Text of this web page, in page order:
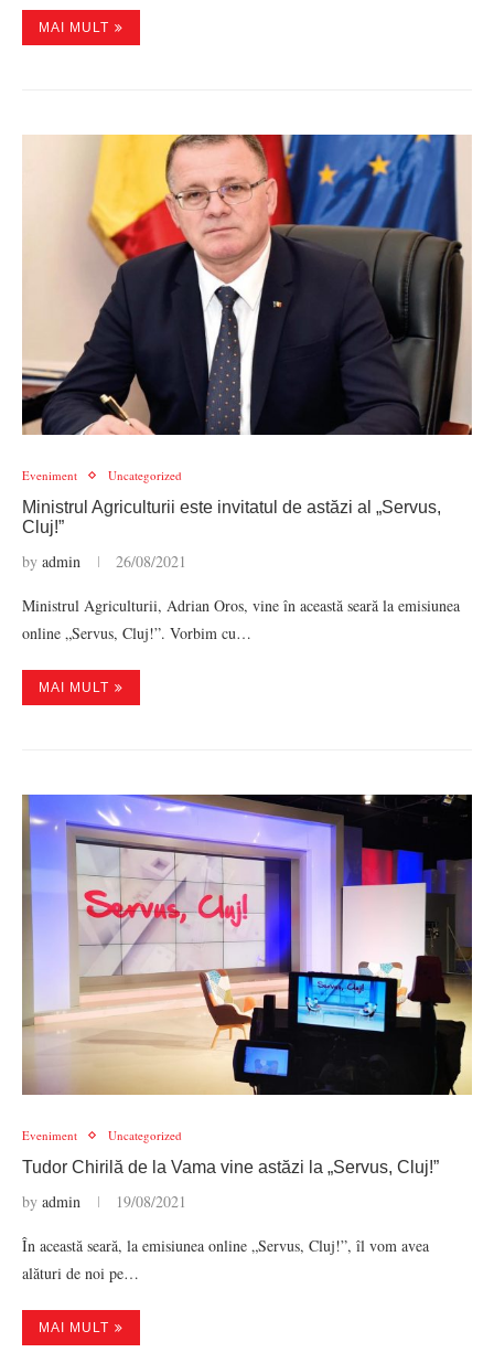
MAI MULT
Eveniment Uncategorized
Ministrul Agriculturii este invitatul de astăzi al „Servus,
Cluj!”
by admin 26/08/2021
Ministrul Agriculturii, Adrian Oros, vine în această seară la emisiunea
online „Servus, Cluj!”. Vorbim cu…
MAI MULT
Eveniment Uncategorized
Tudor Chirilă de la Vama vine astăzi la „Servus, Cluj!”
by admin 19/08/2021
În această seară, la emisiunea online „Servus, Cluj!”, îl vom avea
alături de noi pe…
MAI MULT